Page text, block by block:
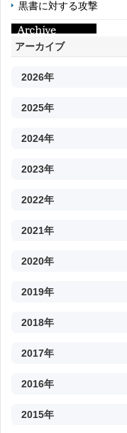
黒書に対する攻撃
アーカイブ
2026年
2025年
2024年
2023年
2022年
2021年
2020年
2019年
2018年
2017年
2016年
2015年